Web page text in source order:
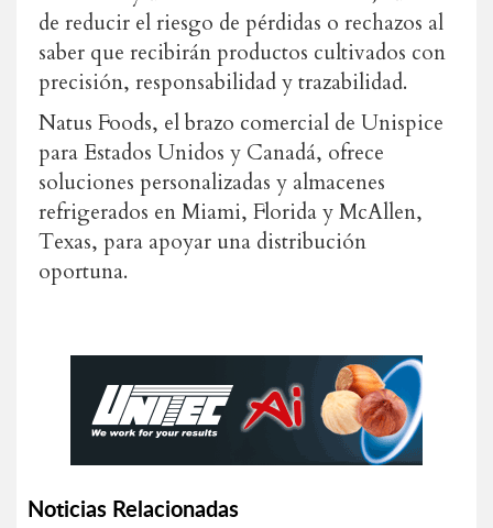
de reducir el riesgo de pérdidas o rechazos al
saber que recibirán productos cultivados con
precisión, responsabilidad y trazabilidad.
Natus Foods, el brazo comercial de Unispice
para Estados Unidos y Canadá, ofrece
soluciones personalizadas y almacenes
refrigerados en Miami, Florida y McAllen,
Texas, para apoyar una distribución
oportuna.
Noticias Relacionadas